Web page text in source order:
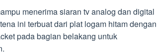
menerima siaran tv analog dan digital
ini terbuat dari plat logam hitam dengan
pada bagian belakang untuk